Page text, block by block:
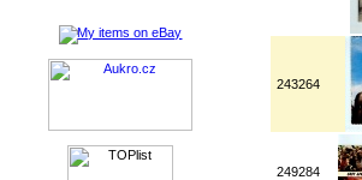
243264
249284